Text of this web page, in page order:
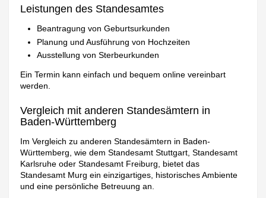
Leistungen des Standesamtes
Beantragung von Geburtsurkunden
Planung und Ausführung von Hochzeiten
Ausstellung von Sterbeurkunden
Ein Termin kann einfach und bequem online vereinbart
werden.
Vergleich mit anderen Standesämtern in
Baden-Württemberg
Im Vergleich zu anderen Standesämtern in Baden-
Württemberg, wie dem Standesamt Stuttgart, Standesamt
Karlsruhe oder Standesamt Freiburg, bietet das
Standesamt Murg ein einzigartiges, historisches Ambiente
und eine persönliche Betreuung an.